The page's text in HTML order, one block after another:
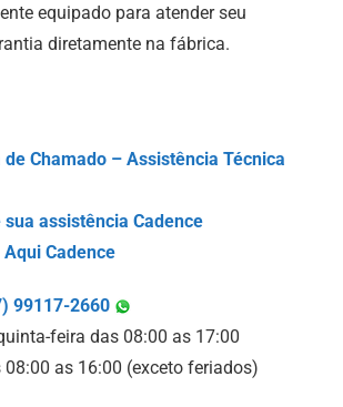
equipado para atender seu
diretamente na fábrica.
Chamado – Assistência Técnica
sua assistência Cadence
Aqui Cadence
99117-2660
feira das 08:00 as 17:00
08:00 as 16:00 (exceto feriados)